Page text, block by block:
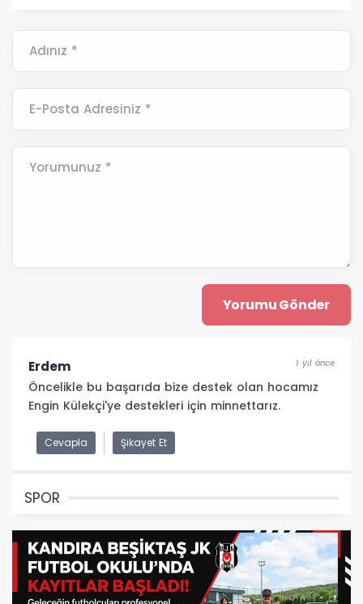
Adınız *
E-Posta Adresiniz *
Yorumunuz *
Erdem 1 yıl önce
Öncelikle bu başarıda bize destek olan hocamız
Engin Külekçi'ye destekleri için minnettarız.
Cevapla Şikayet Et
SPOR